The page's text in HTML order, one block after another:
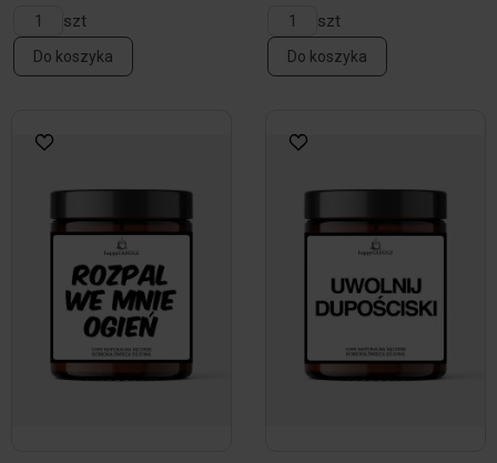
szt
Do koszyka
szt
Do koszyka